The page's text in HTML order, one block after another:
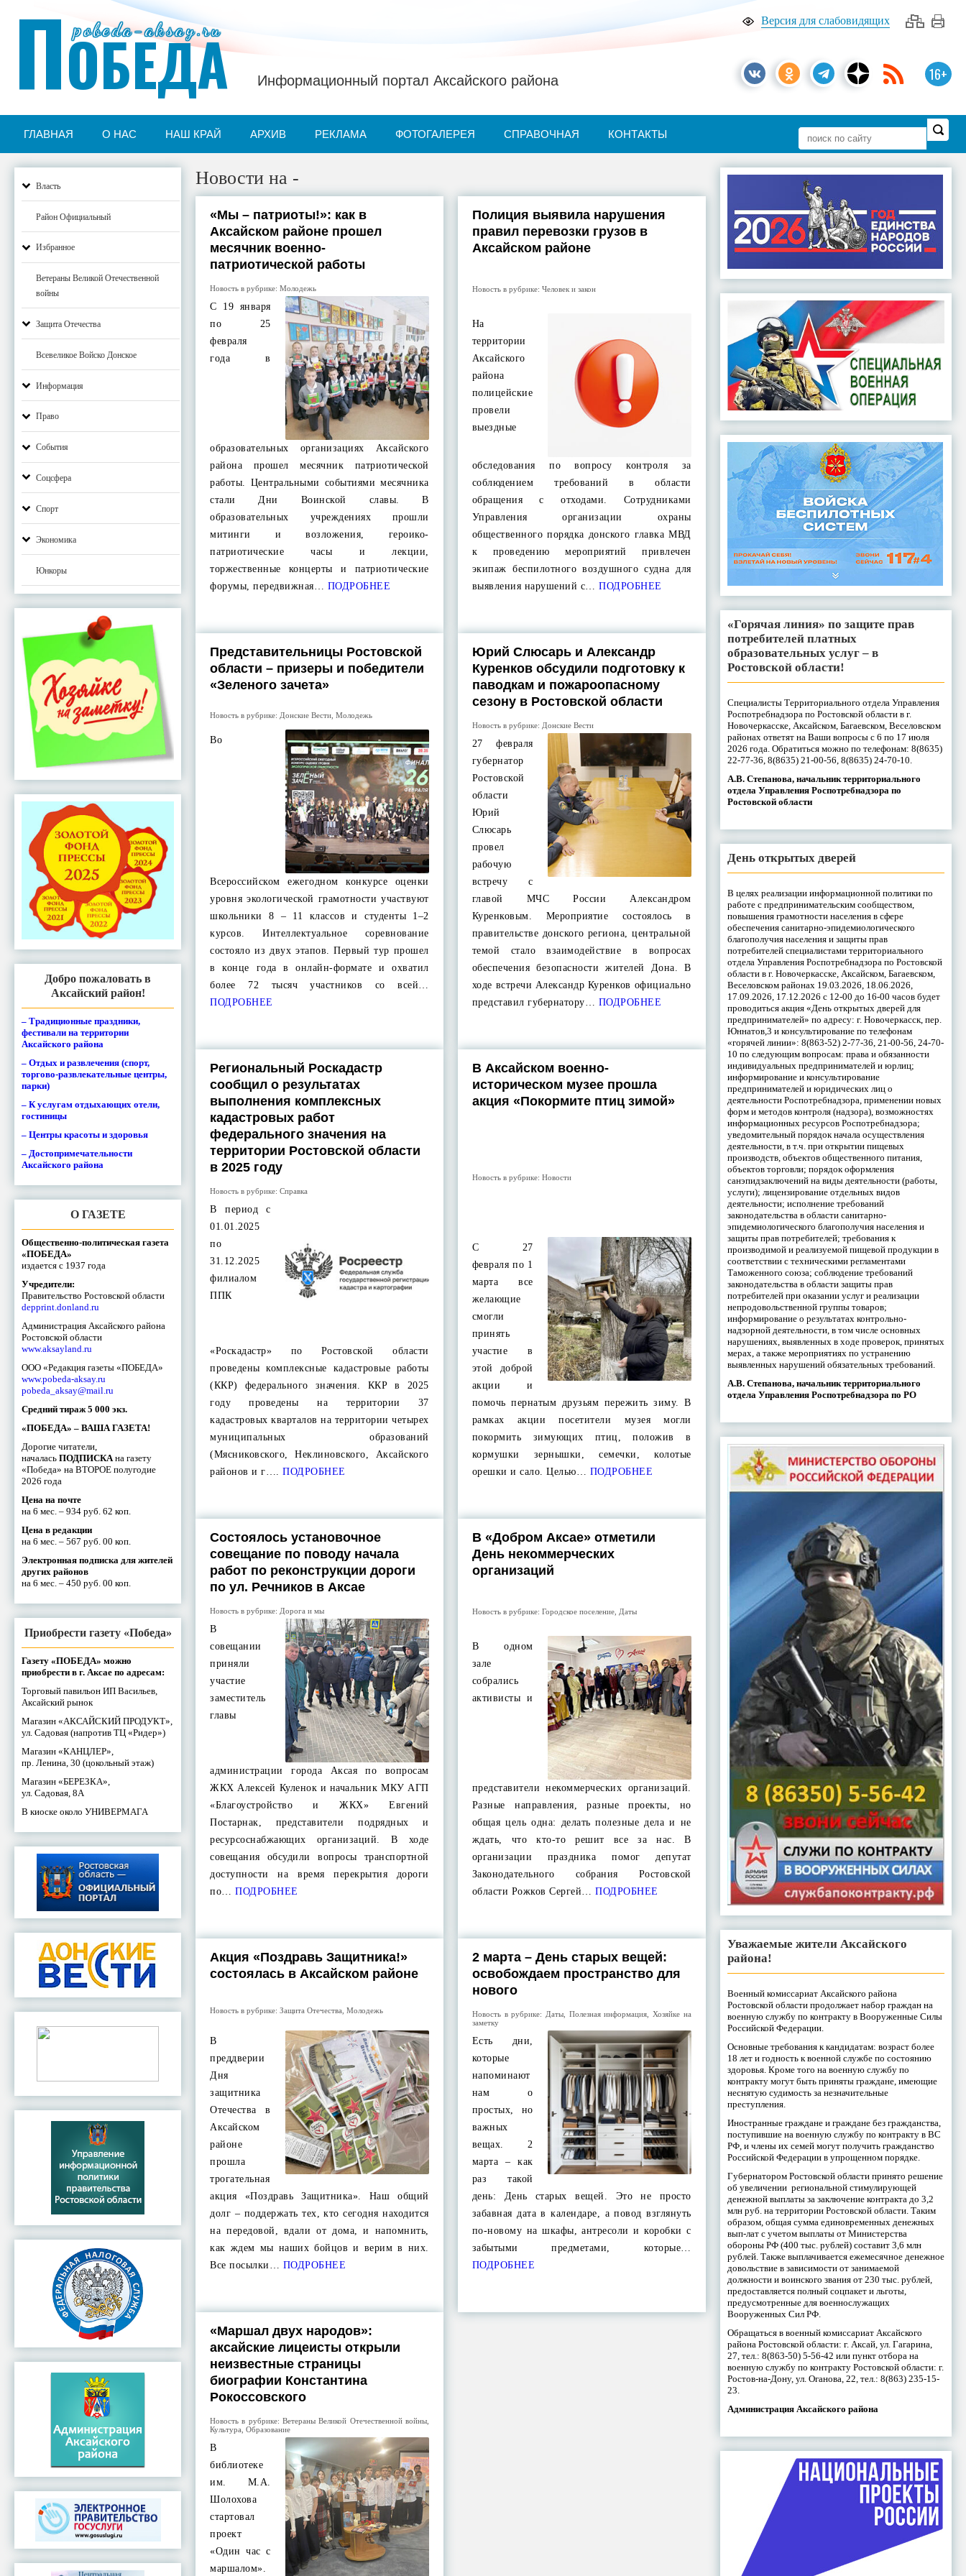
Версия для слабовидящих
16+
pobeda-aksay.ru
ПОБЕДА Информационный портал Аксайского района
ГЛАВНАЯ О НАС НАШ КРАЙ АРХИВ РЕКЛАМА ФОТОГАЛЕРЕЯ СПРАВОЧНАЯ КОНТАКТЫ
Власть
Район Официальный
Избранное
Ветераны Великой Отечественной
войны
Защита Отечества
Всевеликое Войско Донское
Информация
Право
События
Соцсфера
Спорт
Экономика
Юнкоры
Добро пожаловать в
Аксайский район!
– Традиционные праздники,
фестивали на территории
Аксайского района
– Отдых и развлечения (спорт,
торгово-развлекательные центры,
парки)
– К услугам отдыхающих отели,
гостиницы
– Центры красоты и здоровья
– Достопримечательности
Аксайского района
О ГАЗЕТЕ
Общественно-политическая газета
«ПОБЕДА»
издается с 1937 года
Учредители:
Правительство Ростовской области
depprint.donland.ru
Администрация Аксайского района
Ростовской области
www.aksayland.ru
ООО «Редакция газеты «ПОБЕДА»
www.pobeda-aksay.ru
pobeda_aksay@mail.ru
Средний тираж 5 000 экз.
«ПОБЕДА» – ВАША ГАЗЕТА!
Дорогие читатели,
началась ПОДПИСКА на газету
«Победа» на ВТОРОЕ полугодие
2026 года
Цена на почте
на 6 мес. – 934 руб. 62 коп.
Цена в редакции
на 6 мес. – 567 руб. 00 коп.
Электронная подписка для жителей
других районов
на 6 мес. – 450 руб. 00 коп.
Приобрести газету «Победа»
Газету «ПОБЕДА» можно
приобрести в г. Аксае по адресам:
Торговый павильон ИП Васильев,
Аксайский рынок
Магазин «АКСАЙСКИЙ ПРОДУКТ»,
ул. Садовая (напротив ТЦ «Ридер»)
Магазин «КАНЦЛЕР»,
пр. Ленина, 30 (цокольный этаж)
Магазин «БЕРЕЗКА»,
ул. Садовая, 8А
В киоске около УНИВЕРМАГА
Новости на -
«Мы – патриоты!»: как в
Аксайском районе прошел
месячник военно-
патриотической работы
Новость в рубрике:Молодежь
С 19 января
по 25
февраля
года в
образовательных организациях Аксайского
района прошел месячник патриотической
работы. Центральными событиями месячника
стали Дни Воинской славы. В
образовательных учреждениях прошли
митинги и возложения, героико-
патриотические часы и лекции,
торжественные концерты и патриотические
форумы, передвижная… ПОДРОБНЕЕ
Полиция выявила нарушения
правил перевозки грузов в
Аксайском районе
Новость в рубрике: Человек и закон
На
территории
Аксайского
района
полицейские
провели
выездные
обследования по вопросу контроля за
соблюдением требований в области
обращения с отходами. Сотрудниками
Управления организации охраны
общественного порядка донского главка МВД
к проведению мероприятий привлечен
экипаж беспилотного воздушного судна для
выявления нарушений с… ПОДРОБНЕЕ
Представительницы Ростовской
области – призеры и победители
«Зеленого зачета»
Новость в рубрике: Донские Вести ,Молодежь
Во
Всероссийском ежегодном конкурсе оценки
уровня экологической грамотности участвуют
школьники 8 – 11 классов и студенты 1–2
курсов. Интеллектуальное соревнование
состояло из двух этапов. Первый тур прошел
в конце года в онлайн-формате и охватил
более 72 тысяч участников со всей…
ПОДРОБНЕЕ
Юрий Слюсарь и Александр
Куренков обсудили подготовку к
паводкам и пожароопасному
сезону в Ростовской области
Новость в рубрике: Донские Вести
27 февраля
губернатор
Ростовской
области
Юрий
Слюсарь
провел
рабочую
встречу с
главой МЧС России Александром
Куренковым. Мероприятие состоялось в
правительстве донского региона, центральной
темой стало взаимодействие в вопросах
обеспечения безопасности жителей Дона. В
ходе встречи Александр Куренков официально
представил губернатору… ПОДРОБНЕЕ
Региональный Роскадастр
сообщил о результатах
выполнения комплексных
кадастровых работ
федерального значения на
территории Ростовской области
в 2025 году
Новость в рубрике:Справка
В период с
01.01.2025
по
31.12.2025
филиалом
ППК
«Роскадастр» по Ростовской области
проведены комплексные кадастровые работы
(ККР) федерального значения. ККР в 2025
году проведены на территории 37
кадастровых кварталов на территории четырех
муниципальных образований
(Мясниковского, Неклиновского, Аксайского
районов и г…. ПОДРОБНЕЕ
В Аксайском военно-
историческом музее прошла
акция «Покормите птиц зимой»
Новость в рубрике: Новости
С 27
февраля по 1
марта все
желающие
смогли
принять
участие в
этой доброй
акции и
помочь пернатым друзьям пережить зиму. В
рамках акции посетители музея могли
покормить зимующих птиц, положив в
кормушки зернышки, семечки, колотые
орешки и сало. Целью… ПОДРОБНЕЕ
Состоялось установочное
совещание по поводу начала
работ по реконструкции дороги
по ул. Речников в Аксае
Новость в рубрике: Дорога и мы
В
совещании
приняли
участие
заместитель
главы
администрации города Аксая по вопросам
ЖКХ Алексей Куленок и начальник МКУ АГП
«Благоустройство и ЖКХ» Евгений
Постарнак, представители подрядных и
ресурсоснабжающих организаций. В ходе
совещания обсудили вопросы транспортной
доступности на время перекрытия дороги
по… ПОДРОБНЕЕ
В «Добром Аксае» отметили
День некоммерческих
организаций
Новость в рубрике: Городское поселение, Даты
В одном
зале
собрались
активисты и
представители некоммерческих организаций.
Разные направления, разные проекты, но
общая цель одна: делать полезные дела и не
ждать, что кто-то решит все за нас. В
организации праздника помог депутат
Законодательного собрания Ростовской
области Рожков Сергей… ПОДРОБНЕЕ
Акция «Поздравь Защитника!»
состоялась в Аксайском районе
Новость в рубрике:Защита Отечества ,Молодежь
В
преддверии
Дня
защитника
Отечества в
Аксайском
районе
прошла
трогательная
акция «Поздравь Защитника». Наш общий
долг – поддержать тех, кто сегодня находится
на передовой, вдали от дома, и напомнить,
как ждем мы наших бойцов и верим в них.
Все посылки… ПОДРОБНЕЕ
2 марта – День старых вещей:
освобождаем пространство для
нового
Новость в рубрике: Даты, Полезная информация
Хозяйке на
заметку
Есть дни,
которые
напоминают
нам о
простых, но
важных
вещах. 2
марта – как
раз такой
день: День старых вещей. Это не просто
забавная дата в календаре, а повод взглянуть
по‑новому на шкафы, антресоли и коробки с
забытыми предметами, которые…
ПОДРОБНЕЕ
«Маршал двух народов»:
аксайские лицеисты открыли
неизвестные страницы
биографии Константина
Рокоссовского
Новость в рубрике:Ветераны Великой Отечественной войны,
Культура ,Образование
В
библиотеке
им. М.А.
Шолохова
стартовал
проект
«Один час с
маршалом».
«Горячая линия» по защите прав
потребителей платных
образовательных услуг – в
Ростовской области!
Специалисты Территориального отдела Управления
Роспотребнадзора по Ростовской области в г.
Новочеркасске, Аксайском, Багаевском, Веселовском
районах ответят на Ваши вопросы с 6 по 17 июля
2026 года. Обратиться можно по телефонам: 8(8635)
22-77-36, 8(8635) 21-00-56, 8(8635) 24-70-10.
А.В. Степанова, начальник территориального
отдела Управления Роспотребнадзора по
Ростовской области
День открытых дверей
В целях реализации информационной политики по
работе с предпринимательским сообществом,
повышения грамотности населения в сфере
обеспечения санитарно-эпидемиологического
благополучия населения и защиты прав
потребителей специалистами территориального
отдела Управления Роспотребнадзора по Ростовской
области в г. Новочеркасске, Аксайском, Багаевском,
Веселовском районах 19.03.2026, 18.06.2026,
17.09.2026, 17.12.2026 с 12-00 до 16-00 часов будет
проводиться акция «День открытых дверей для
предпринимателей» по адресу: г. Новочеркасск, пер.
Юннатов,3 и консультирование по телефонам
«горячей линии»: 8(863-52) 2-77-36, 21-00-56, 24-70-
10 по следующим вопросам: права и обязанности
индивидуальных предпринимателей и юрлиц;
информирование и консультирование
предпринимателей и юридических лиц о
деятельности Роспотребнадзора, применении новых
форм и методов контроля (надзора), возможностях
информационных ресурсов Роспотребнадзора;
уведомительный порядок начала осуществления
деятельности, в т.ч. при открытии пищевых
производств, объектов общественного питания,
объектов торговли; порядок оформления
санэпидзаключений на виды деятельности (работы,
услуги); лицензирование отдельных видов
деятельности; исполнение требований
законодательства в области санитарно-
эпидемиологического благополучия населения и
защиты прав потребителей; требования к
производимой и реализуемой пищевой продукции в
соответствии с техническими регламентами
Таможенного союза; соблюдение требований
законодательства в области защиты прав
потребителей при оказании услуг и реализации
непродовольственной группы товаров;
информирование о результатах контрольно-
надзорной деятельности, в том числе основных
нарушениях, выявленных в ходе проверок, принятых
мерах, а также мероприятиях по устранению
выявленных нарушений обязательных требований.
А.В. Степанова, начальник территориального
отдела Управления Роспотребнадзора по РО
Уважаемые жители Аксайского
района!
Военный комиссариат Аксайского района
Ростовской области продолжает набор граждан на
военную службу по контракту в Вооруженные Силы
Российской Федерации.
Основные требования к кандидатам: возраст более
18 лет и годность к военной службе по состоянию
здоровья. Кроме того на военную службу по
контракту могут быть приняты граждане, имеющие
неснятую судимость за незначительные
преступления.
Иностранные граждане и граждане без гражданства,
поступившие на военную службу по контракту в ВС
РФ, и члены их семей могут получить гражданство
Российской Федерации в упрощенном порядке.
Губернатором Ростовской области принято решение
об увеличении региональной стимулирующей
денежной выплаты за заключение контракта до 3,2
млн руб. на территории Ростовской области. Таким
образом, общая сумма единовременных денежных
вып-лат с учетом выплаты от Министерства
обороны РФ (400 тыс. рублей) составит 3,6 млн
рублей. Также выплачивается ежемесячное денежное
довольствие в зависимости от занимаемой
должности и воинского звания от 230 тыс. рублей,
предоставляется полный соцпакет и льготы,
предусмотренные для военнослужащих
Вооруженных Сил РФ.
Обращаться в военный комиссариат Аксайского
района Ростовской области: г. Аксай, ул. Гагарина,
27, тел.: 8(863-50) 5-56-42 или пункт отбора на
военную службу по контракту Ростовской области: г.
Ростов-на-Дону, ул. Оганова, 22, тел.: 8(863) 235-15-
23.
Администрация Аксайского района